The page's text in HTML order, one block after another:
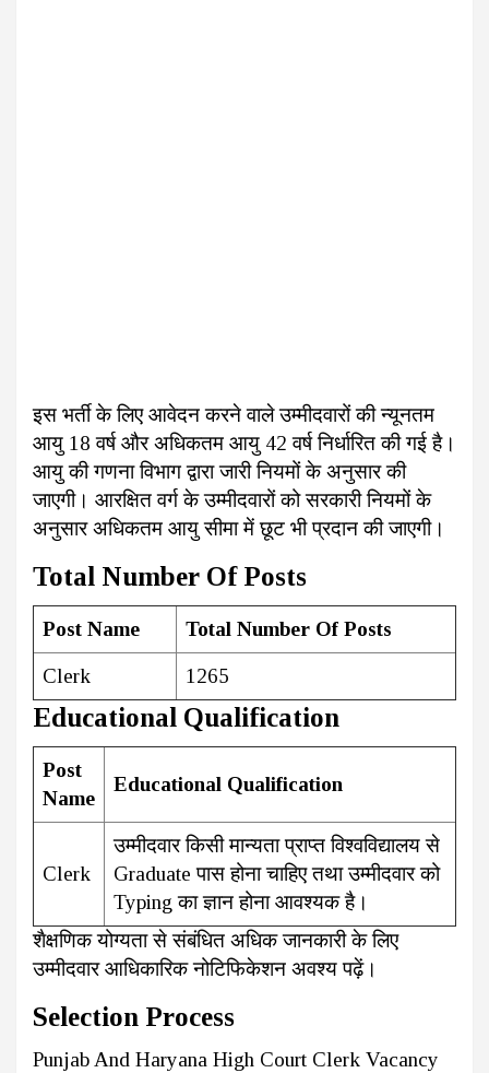
इस भर्ती के लिए आवेदन करने वाले उम्मीदवारों की न्यूनतम
आयु 18 वर्ष और अधिकतम आयु 42 वर्ष निर्धारित की गई है।
आयु की गणना विभाग द्वारा जारी नियमों के अनुसार की
जाएगी। आरक्षित वर्ग के उम्मीदवारों को सरकारी नियमों के
अनुसार अधिकतम आयु सीमा में छूट भी प्रदान की जाएगी।
Total Number Of Posts
Post Name Total Number Of Posts
Clerk 1265
Educational Qualification
Post
Name
Educational Qualification
Clerk
उम्मीदवार किसी मान्यता प्राप्त विश्वविद्यालय से
Graduate पास होना चाहिए तथा उम्मीदवार को
Typing का ज्ञान होना आवश्यक है।
शैक्षणिक योग्यता से संबंधित अधिक जानकारी के लिए
उम्मीदवार आधिकारिक नोटिफिकेशन अवश्य पढ़ें।
Selection Process
Punjab And Haryana High Court Clerk Vacancy